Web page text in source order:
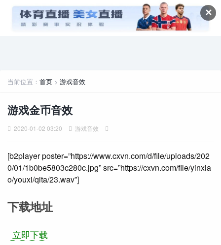
✕
当前位置： 首页 > 游戏音效
游戏金币音效
2020-01-02 03:20 游戏音效
[b2player poster=”https://www.cxvn.com/d/file/uploads/202
0/01/1b0be5803c280c.jpg” src=”https://cxvn.com/file/yinxia
o/youxi/qita/23.wav”]
下载地址
立即下载